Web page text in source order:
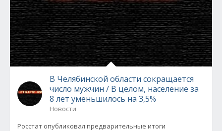
В Челябинской области сокращается
число мужчин / В целом, население за
8 лет уменьшилось на 3,5%
Новости
Росстат опубликовал предварительные итоги